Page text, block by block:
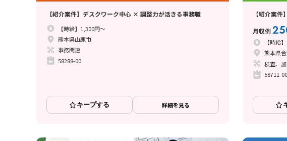
【紹介案件】デスクワーク中心 × 調整力が活きる事務職
【時給】1,300円～
熊本県山鹿市
事務関連
58288-00
キープする 詳細を見る
【紹介案
月収例
【時給
熊本県
検査、
58711-00